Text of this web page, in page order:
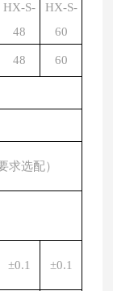
HX-S-
48
HX-S-
60
48 60
求选配）
±0.1 ±0.1